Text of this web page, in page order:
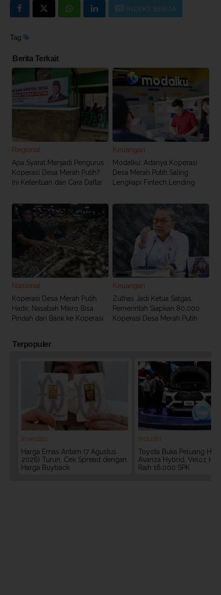
INDEKS BERITA
Tag
Berita Terkait
Regional
Apa Syarat Menjadi Pengurus
Koperasi Desa Merah Putih?
Ini Ketentuan dan Cara Daftar
Keuangan
Modalku: Adanya Koperasi
Desa Merah Putih Saling
Lengkapi Fintech Lending
Nasional
Koperasi Desa Merah Putih
Hadir, Nasabah Mikro Bisa
Pindah dari Bank ke Koperasi
Keuangan
Zulhas Jadi Ketua Satgas,
Pemerintah Siapkan 80.000
Koperasi Desa Merah Putih
Terpopuler
Investasi
Harga Emas Antam (7 Agustus
2026) Turun, Cek Spread dengan
Harga Buyback
Industri
Toyota Buka Peluang
Avanza Hybrid, Veloz
Raih 16.000 SPK